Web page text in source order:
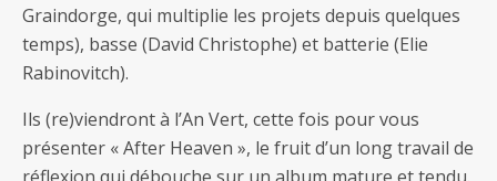
Graindorge, qui multiplie les projets depuis quelques
temps), basse (David Christophe) et batterie (Elie
Rabinovitch).
Ils (re)viendront à l’An Vert, cette fois pour vous
présenter « After Heaven », le fruit d’un long travail de
réflexion qui débouche sur un album mature et tendu.